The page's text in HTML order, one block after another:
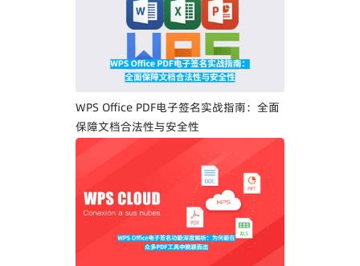
WPS Office PDF电子签名实战指南：全面
保障文档合法性与安全性